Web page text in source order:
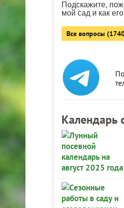
Подскажите,
мой сад и как
Все вопросы
Календарь